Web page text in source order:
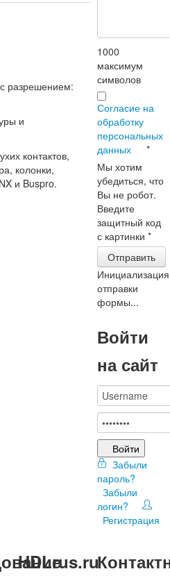
разрешением:
и
контактов,
колонки,
и Buspro.
1000
максимум
символов
Согласие на
обработку
персональных
данных
*
Мы хотим
убедиться, что
Вы не робот.
Введите
защитный код
с картинки*
Отправить
Инициализация
отправки
формы...
Войти
на сайт
Войти
Забыли
пароль?
Забыли
логин?
Регистрация
HDLrus.ru